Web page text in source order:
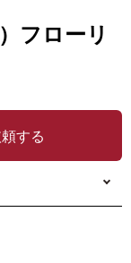
フローリ
する